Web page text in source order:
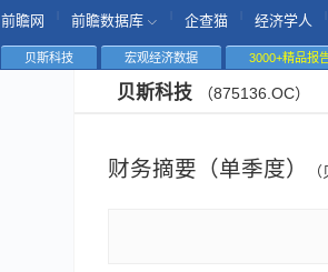
前瞻网 前瞻数据库 企查猫 经济学人
贝斯科技 宏观经济数据 3000+精品报
贝斯科技 （875136.OC）
财务摘要（单季度）